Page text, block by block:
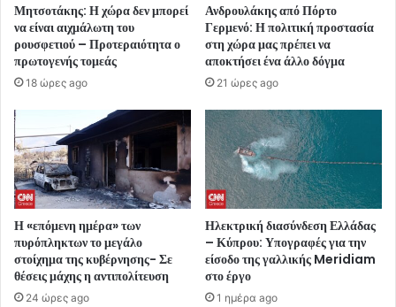
Μητσοτάκης: Η χώρα δεν μπορεί
να είναι αιχμάλωτη του
ρουσφετιού – Προτεραιότητα ο
πρωτογενής τομεάς
18 ώρες ago
Ανδρουλάκης από Πόρτο
Γερμενό: Η πολιτική προστασία
στη χώρα μας πρέπει να
αποκτήσει ένα άλλο δόγμα
21 ώρες ago
Η «επόμενη ημέρα» των
πυρόπληκτων το μεγάλο
στοίχημα της κυβέρνησης- Σε
θέσεις μάχης η αντιπολίτευση
24 ώρες ago
Ηλεκτρική διασύνδεση Ελλάδας
– Κύπρου: Υπογραφές για την
είσοδο της γαλλικής Meridiam
στο έργο
1 ημέρα ago